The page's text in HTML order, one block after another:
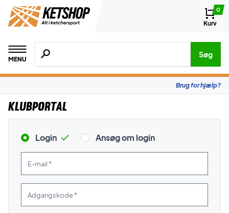
0
Kurv
MENU
Søg efter produkter, mærker etc.
Søg
Brug for hjælp?
Klubportal
Login Ansøg om login